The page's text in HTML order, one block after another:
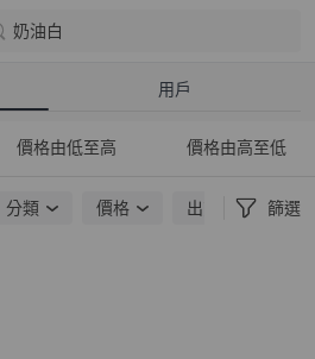
奶油白
用戶
價格由低至高 價格由高至低
分類 價格 出貨地點 篩選